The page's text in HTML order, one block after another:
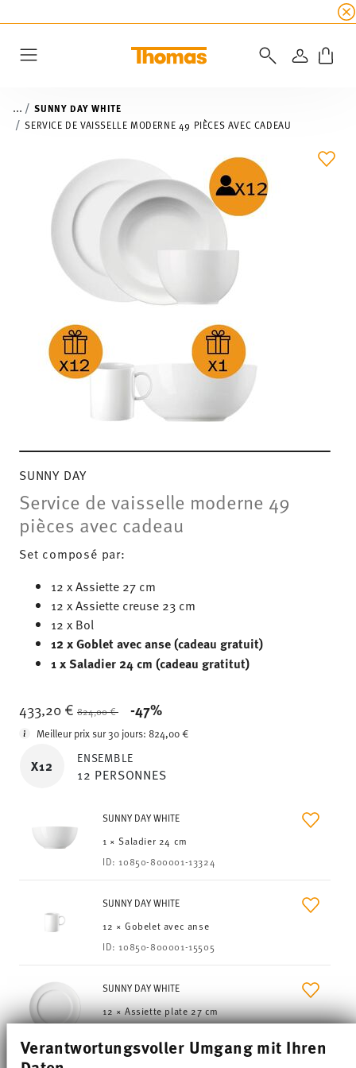
Verantwortungsvoller Umgang mit Ihren
5 % de remise
... SUNNY DAY WHITE
SERVICE DE VAISSELLE MODERNE 49 PIÈCES AVEC CADEAU
SUNNY DAY
Service de vaisselle moderne 49
pièces avec cadeau
Set composé par:
12 x Assiette 27 cm
12 x Assiette creuse 23 cm
12 x Bol
12 x Goblet avec anse (cadeau gratuit)
1 x Saladier 24 cm (cadeau gratitut)
433,20 € Price reduced from
824,00 € -47%
Meilleur prix sur 30 jours:824,00 €
X12 ENSEMBLE
12 PERSONNES
SUNNY DAY WHITE
1 × Saladier 24 cm
ID:10850-800001-13324
SUNNY DAY WHITE
12 × Gobelet avec anse
ID:10850-800001-15505
SUNNY DAY WHITE
12 × Assiette plate 27 cm